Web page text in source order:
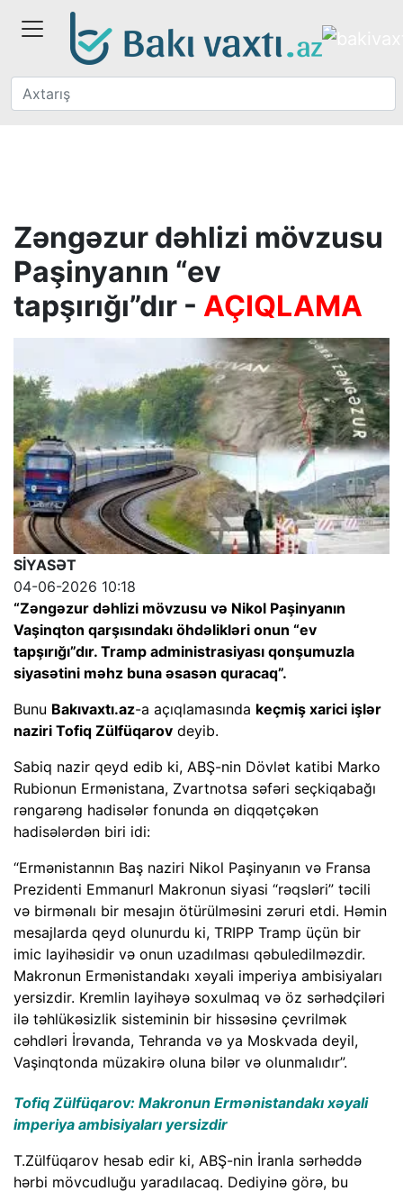
Zəngəzur dəhlizi mövzusu
Paşinyanın “ev
tapşırığı”dır - AÇIQLAMA
SİYASƏT
04-06-2026 10:18
“Zəngəzur dəhlizi mövzusu və Nikol Paşinyanın
Vaşinqton qarşısındakı öhdəlikləri onun “ev
tapşırığı”dır. Tramp administrasiyası qonşumuzla
siyasətini məhz buna əsasən quracaq”.
Bunu Bakıvaxtı.az-a açıqlamasında keçmiş xarici işlər
naziri Tofiq Zülfüqarov deyib.
Sabiq nazir qeyd edib ki, ABŞ-nin Dövlət katibi Marko
Rubionun Ermənistana, Zvartnotsa səfəri seçkiqabağı
rəngarəng hadisələr fonunda ən diqqətçəkən
hadisələrdən biri idi:
“Ermənistannın Baş naziri Nikol Paşinyanın və Fransa
Prezidenti Emmanurl Makronun siyasi “rəqsləri” təcili
və birmənalı bir mesajın ötürülməsini zəruri etdi. Həmin
mesajlarda qeyd olunurdu ki, TRIPP Tramp üçün bir
imic layihəsidir və onun uzadılması qəbuledilməzdir.
Makronun Ermənistandakı xəyali imperiya ambisiyaları
yersizdir. Kremlin layihəyə soxulmaq və öz sərhədçiləri
ilə təhlükəsizlik sisteminin bir hissəsinə çevrilmək
cəhdləri İrəvanda, Tehranda və ya Moskvada deyil,
Vaşinqtonda müzakirə oluna bilər və olunmalıdır”.
Tofiq Zülfüqarov: Makronun Ermənistandakı xəyali
imperiya ambisiyaları yersizdir
T.Zülfüqarov hesab edir ki, ABŞ-nin İranla sərhəddə
hərbi mövcudluğu yaradılacaq. Dediyinə görə, bu